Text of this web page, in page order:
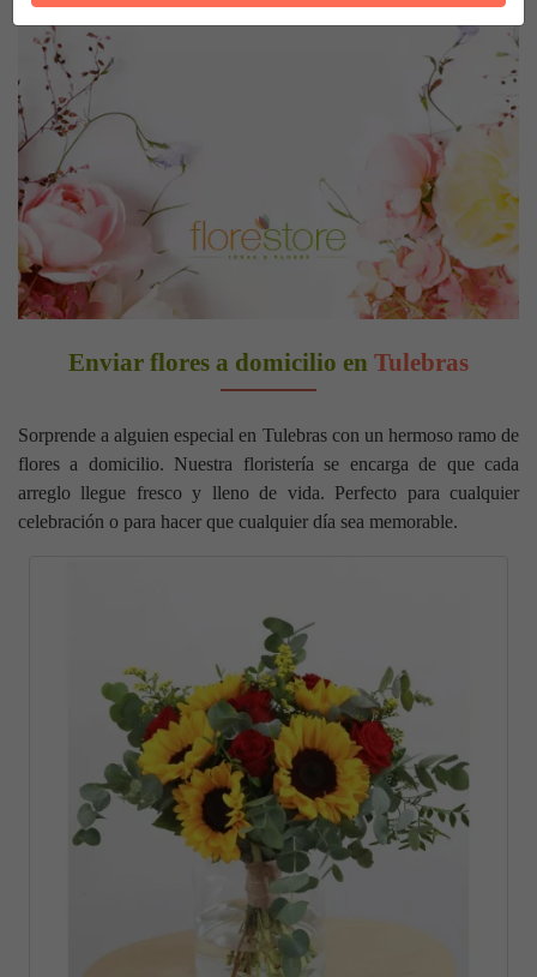
Enviar flores a domicilio en Tulebras
Sorprende a alguien especial en Tulebras con un hermoso ramo de
flores a domicilio. Nuestra floristería se encarga de que cada
arreglo llegue fresco y lleno de vida. Perfecto para cualquier
celebración o para hacer que cualquier día sea memorable.